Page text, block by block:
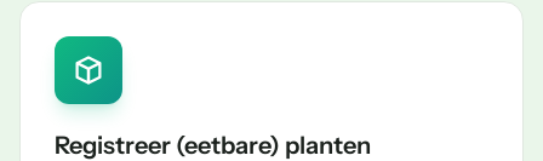
Registreer (eetbare) planten